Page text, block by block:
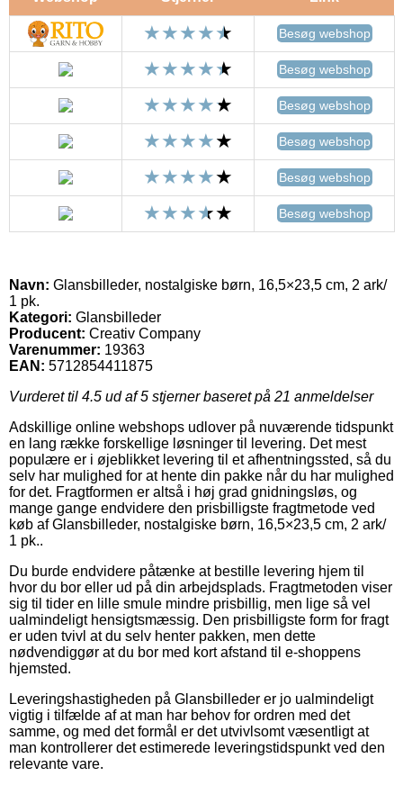
Besøg webshop
Besøg webshop
Besøg webshop
Besøg webshop
Besøg webshop
Besøg webshop
Navn: Glansbilleder, nostalgiske børn, 16,5×23,5 cm, 2 ark/
1 pk.
Kategori: Glansbilleder
Producent: Creativ Company
Varenummer: 19363
EAN: 5712854411875
Vurderet til 4.5 ud af 5 stjerner baseret på 21 anmeldelser
Adskillige online webshops udlover på nuværende tidspunkt
en lang række forskellige løsninger til levering. Det mest
populære er i øjeblikket levering til et afhentningssted, så du
selv har mulighed for at hente din pakke når du har mulighed
for det. Fragtformen er altså i høj grad gnidningsløs, og
mange gange endvidere den prisbilligste fragtmetode ved
køb af Glansbilleder, nostalgiske børn, 16,5×23,5 cm, 2 ark/
1 pk..
Du burde endvidere påtænke at bestille levering hjem til
hvor du bor eller ud på din arbejdsplads. Fragtmetoden viser
sig til tider en lille smule mindre prisbillig, men lige så vel
ualmindeligt hensigtsmæssig. Den prisbilligste form for fragt
er uden tvivl at du selv henter pakken, men dette
nødvendiggør at du bor med kort afstand til e-shoppens
hjemsted.
Leveringshastigheden på Glansbilleder er jo ualmindeligt
vigtig i tilfælde af at man har behov for ordren med det
samme, og med det formål er det utvivlsomt væsentligt at
man kontrollerer det estimerede leveringstidspunkt ved den
relevante vare.